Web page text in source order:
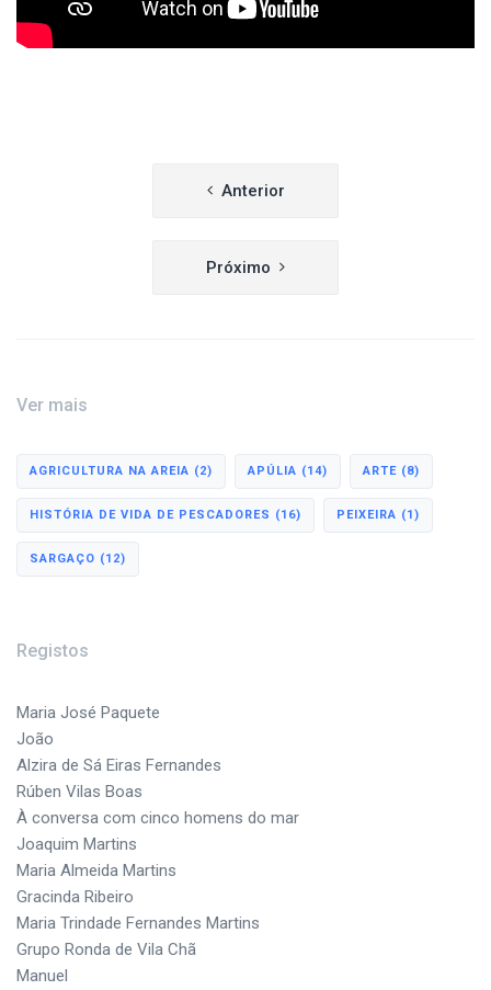
Navegação Anterior
Próximo
Ver mais
AGRICULTURA NA AREIA (2) APÚLIA (14) ARTE (8)
HISTÓRIA DE VIDA DE PESCADORES (16) PEIXEIRA (1)
SARGAÇO (12)
Registos
Maria José Paquete
João
Alzira de Sá Eiras Fernandes
Rúben Vilas Boas
À conversa com cinco homens do mar
Joaquim Martins
Maria Almeida Martins
Gracinda Ribeiro
Maria Trindade Fernandes Martins
Grupo Ronda de Vila Chã
Manuel